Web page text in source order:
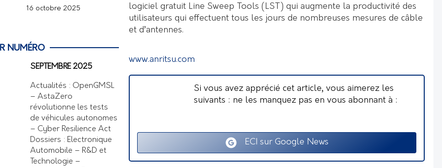
logiciel gratuit Line Sweep Tools (LST) qui augmente la productivité des
utilisateurs qui effectuent tous les jours de nombreuses mesures de câble
et d’antennes.
www.anritsu.com
Si vous avez apprécié cet article, vous aimerez les
suivants : ne les manquez pas en vous abonnant à :
ECI sur Google News
16 octobre 2025
NUMÉRO
SEPTEMBRE 2025
Actualités : OpenGMSL
– AstaZero
révolutionne les tests
de véhicules autonomes
– Cyber Resilience Act
Dossiers : Electronique
Automobile – R&D et
Technologie –